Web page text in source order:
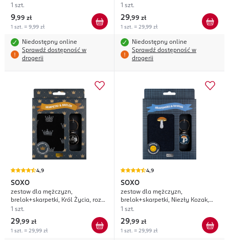
1 szt.
9,99 zł
1 szt. = 9,99 zł
Niedostępny online
Sprawdź dostępność w
drogerii
Kierownicy, rozm. 40-45
1 szt.
29,99 zł
1 szt. = 29,99 zł
Niedostępny online
Sprawdź dostępność w
drogerii
4,9
SOXO
zestaw dla mężczyzn,
brelok+skarpetki, Król Życia, rozm.
40-45
1 szt.
29,99 zł
1 szt. = 29,99 zł
4,9
SOXO
zestaw dla mężczyzn,
brelok+skarpetki, Niezły Kozak,
rozm. 40-45
1 szt.
29,99 zł
1 szt. = 29,99 zł